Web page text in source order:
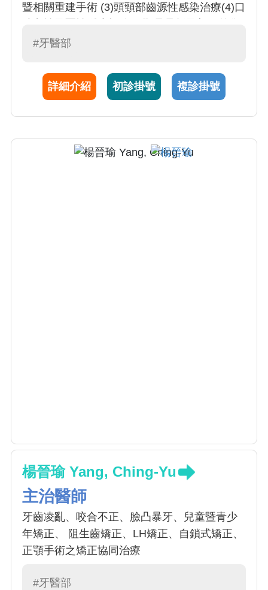
暨相關重建手術 (3)頭頸部齒源性感染治療(4)口
處理 (6)顎顏面畸形暨咬合功能異常的診治(7)顳
#牙醫部
詳細介紹 初診掛號 複診掛號
楊晉瑜 Yang, Ching-Yu
主治醫師
牙齒凌亂、咬合不正、臉凸暴牙、兒童暨青少
年矯正、 阻生齒矯正、LH矯正、自鎖式矯正、
正顎手術之矯正協同治療
#牙醫部